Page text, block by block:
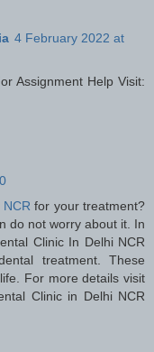
4 February 2022 at
Assignment Help Visit:
for your treatment?
do not worry about it. In
Clinic In Delhi NCR
treatment. These
For more details visit
Clinic in Delhi NCR